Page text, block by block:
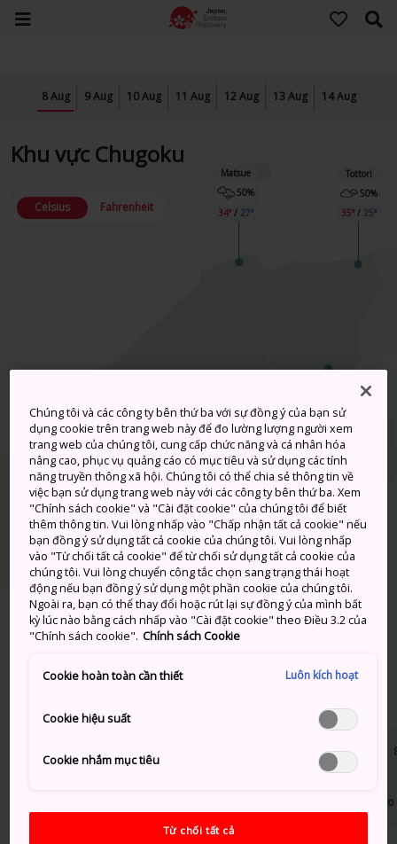
8 Aug 9 Aug 10 Aug 11 Aug 12 Aug 13 Aug 14 Aug
Khu vực Chugoku
Celsius Fahrenheit
Matsue
50%
34° / 27°
Tottori
50%
35° / 25°
Yamaguchi
20%
35° /
Okayama
50%
35° /27°
Hiroshima
20%
34°
Khu vực Chugoku
Cao
Chúng tôi và các công ty bên thứ ba với sự đồng ý của bạn sử
dụng cookie trên trang web này để đo lường lượng người xem
trang web của chúng tôi, cung cấp chức năng và cá nhân hóa
nâng cao, phục vụ quảng cáo có mục tiêu và sử dụng các tính
năng truyền thông xã hội. Chúng tôi có thể chia sẻ thông tin về
việc bạn sử dụng trang web này với các công ty bên thứ ba. Xem
"Chính sách cookie" và "Cài đặt cookie" của chúng tôi để biết
thêm thông tin. Vui lòng nhấp vào "Chấp nhận tất cả cookie" nếu
bạn đồng ý sử dụng tất cả cookie của chúng tôi. Vui lòng nhấp
vào "Từ chối tất cả cookie" để từ chối sử dụng tất cả cookie của
chúng tôi. Vui lòng chuyển công tắc chọn sang trạng thái hoạt
động nếu bạn đồng ý sử dụng một phần cookie của chúng tôi.
Ngoài ra, bạn có thể thay đổi hoặc rút lại sự đồng ý của mình bất
kỳ lúc nào bằng cách nhấp vào "Cài đặt cookie" theo Điều 3.2 của
"Chính sách cookie". Chính sách Cookie
Cookie hoàn toàn cần thiết Luôn kích hoạt
Cookie hiệu suất
Cookie nhắm mục tiêu
Từ chối tất cả